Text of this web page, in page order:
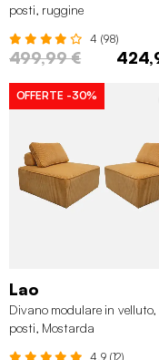
posti, ruggine
4 (98)
499,99 €
OFFERTE -30%
Lao
Divano modulare in velluto,
posti, Mostarda
4.9 (12)